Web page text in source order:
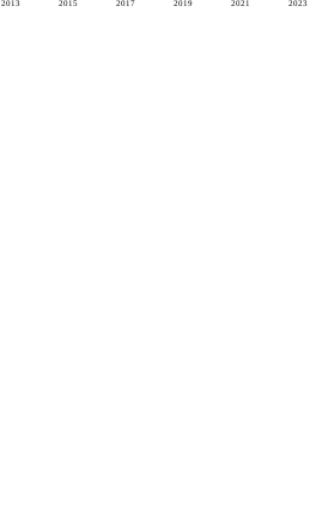
2013 2015 2017 2019 2021 2023